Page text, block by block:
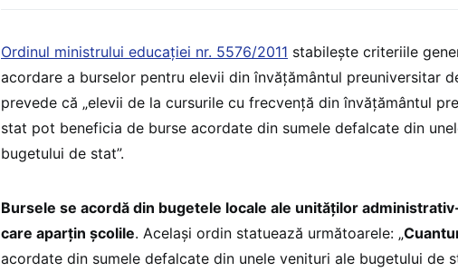
Ordinul ministrului educației nr. 5576/2011 stabilește criteriile
acordare a burselor pentru elevii din învăţământul preuniversitar
prevede că „elevii de la cursurile cu frecvență din învăţământul
stat pot beneficia de burse acordate din sumele defalcate din
bugetului de stat”.
Bursele se acordă din bugetele locale ale unităților
care aparțin școlile. Același ordin statuează următoarele: „
acordate din sumele defalcate din unele venituri ale bugetului de